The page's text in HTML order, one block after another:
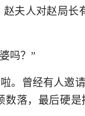
夫人对赵局长
吗？”
。曾经有人邀
数落，最后硬